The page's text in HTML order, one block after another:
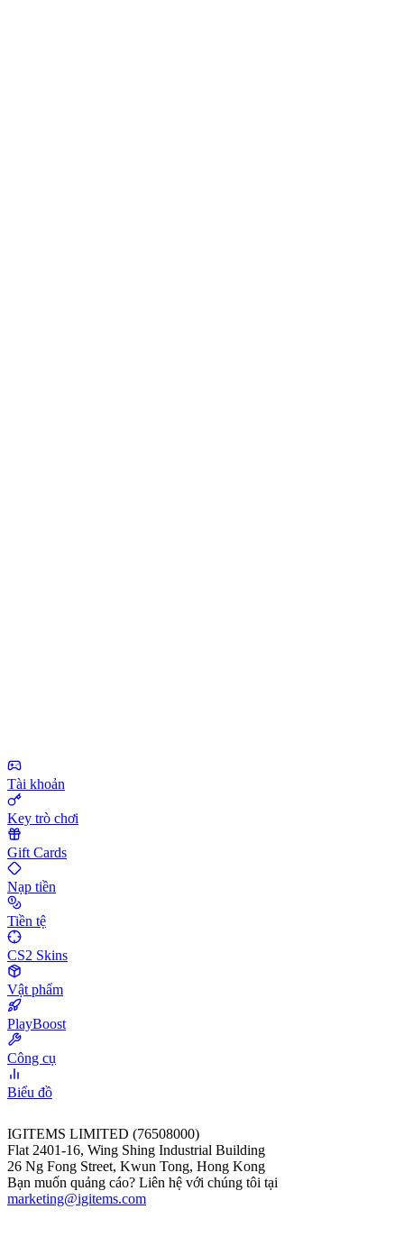
Tài khoản
Key trò chơi
Gift Cards
Nạp tiền
Tiền tệ
CS2 Skins
Vật phẩm
PlayBoost
Công cụ
Biểu đồ
IGITEMS LIMITED (76508000)
Flat 2401-16, Wing Shing Industrial Building
26 Ng Fong Street, Kwun Tong, Hong Kong
Bạn muốn quảng cáo? Liên hệ với chúng tôi tại
marketing@igitems.com